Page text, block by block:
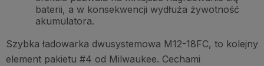
baterii, a w konsekwencji wydłuża żywotność
akumulatora.
Szybka ładowarka dwusystemowa M12-18FC, to kolejny
element pakietu #4 od Milwaukee. Cechami